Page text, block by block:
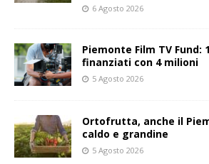
6 Agosto 2026
Piemonte Film TV Fund:
finanziati con 4 milioni
5 Agosto 2026
Ortofrutta, anche il
caldo e grandine
5 Agosto 2026